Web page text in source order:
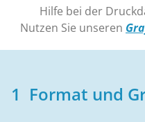
Hilfe bei der
Nutzen Sie unseren
1 Format und